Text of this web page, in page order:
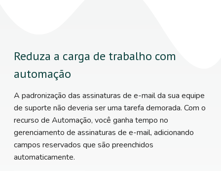
Reduza a carga de trabalho com
automação
A padronização das assinaturas de e-mail da sua equipe
de suporte não deveria ser uma tarefa demorada. Com o
recurso de Automação, você ganha tempo no
gerenciamento de assinaturas de e-mail, adicionando
campos reservados que são preenchidos
automaticamente.